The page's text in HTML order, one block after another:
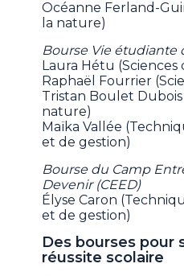
Océanne Ferland-
la nature)
Bourse Vie étudiante
Laura Hétu (Sciences
Raphaël Fourrier
Tristan Boulet Dubois
nature)
Maïka Vallée
et de gestion)
Bourse du Camp
Devenir (CEED)
Élyse Caron
et de gestion)
Des bourses pour
réussite scolaire